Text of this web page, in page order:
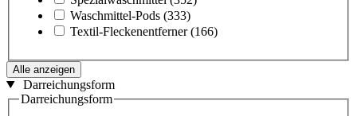
Waschmittel-Pods (333)
Textil-Fleckenentferner (166)
Alle anzeigen
Darreichungsform
Darreichungsform